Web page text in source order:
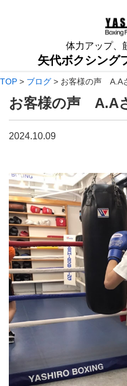
体力アップ、
矢代ボクシング
TOP > ブログ > お客様の声 A.A
お客様の声 A.A
2024.10.09